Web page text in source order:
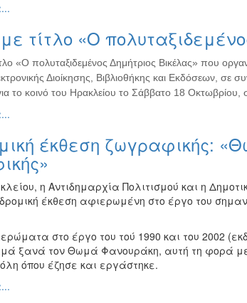
τίτλο «Ο
«Ο πολυταξιδεμένος Δημήτριος Βικέλας» που
Διοίκησης, Βιβλιοθήκης και Εκδόσεων, σε
το κοινό του Ηρακλείου το Σάββατο 18 Οκτωβρίου,
έκθεση ζωγραφικής:
η Αντιδημαρχία Πολιτισμού και η
έκθεση αφιερωμένη στο έργο του
στο έργο του τού 1990 και του 2002
ξανά τον Θωμά Φανουράκη, αυτή τη φορά
όπου έζησε και εργάστηκε.